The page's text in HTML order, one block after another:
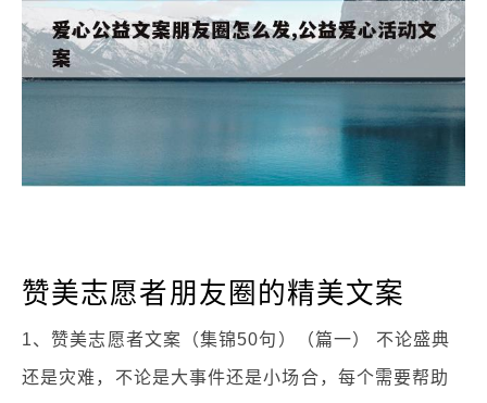
赞美志愿者朋友圈的精美文案
1、赞美志愿者文案（集锦50句）（篇一） 不论盛典
还是灾难，不论是大事件还是小场合，每个需要帮助